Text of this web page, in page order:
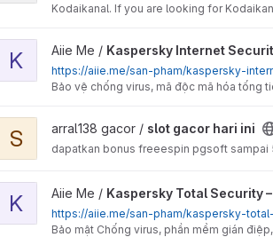
Kodaikanal. If you are looking for
View Kaspersky Internet Security – Phần
K Aiie Me / Kaspersky Internet
https://aiie.me/san-pham/kaspersky-
Bảo vệ chống virus, mã độc mã hóa tống
View slot gacor hari ini project
S arral138 gacor / slot gacor hari ini
dapatkan bonus freeespin pgsoft sampai
View Kaspersky Total Security – Phần Mềm
K Aiie Me / Kaspersky Total Security
https://aiie.me/san-pham/kaspersky-
Bảo mật Chống virus, phần mềm gián